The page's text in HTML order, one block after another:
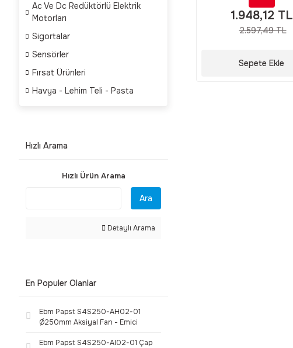
Ac Ve Dc Redüktörlü Elektrik
Motorları
Sigortalar
Sensörler
Fırsat Ürünleri
Havya - Lehim Teli - Pasta
Hızlı Arama
Hızlı Ürün Arama
Ara
Detaylı Arama
En Populer Olanlar
Ebm Papst S4S250-AH02-01
Ø250mm Aksiyal Fan - Emici
Ebm Papst S4S250-AI02-01 Çap
1.948,12 TL
2.597,49 TL
Sepete Ekle